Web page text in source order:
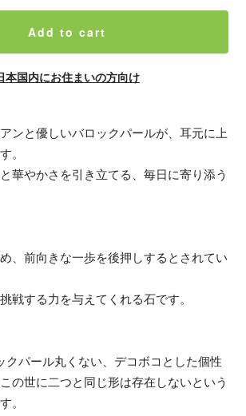
Add to cart
本国内にお住まいの方向け
ンと優しいバロックパールが、耳元に上
。
華やかさを引き立てる、毎日に寄り添う
、前向きな一歩を後押しするとされてい
戦する力を与えてくれる石です。
クパール丸くない、デコボコとした個性
の世に二つと同じ形は存在しないという
。